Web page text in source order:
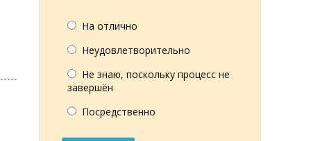
На отлично
Неудовлетворительно
Не знаю, поскольку процесс не
завершён
Посредственно